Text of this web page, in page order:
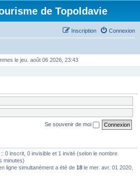
de Topoldavie
Connexion
Inscription
le jeu. août 06 2026, 23:43
Se souvenir de moi
0 inscrit, 0 invisible et 1 invité (selon le nombre
minutes)
ligne simultanément a été de 18 le mer. avr. 01 2020,